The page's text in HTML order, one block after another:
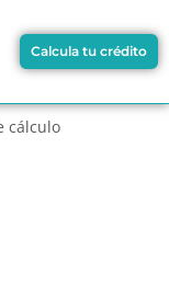
Calcula tu crédito
cálculo